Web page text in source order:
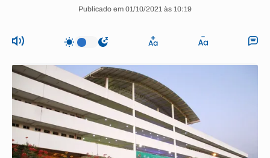
Publicado em 01/10/2021 às 10:19